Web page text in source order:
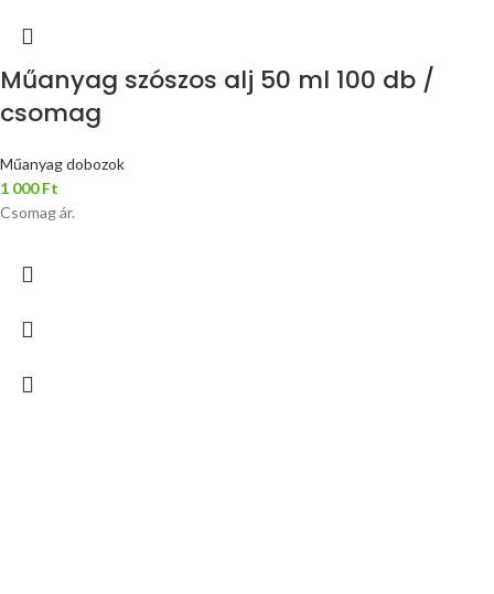
Műanyag szószos alj 50 ml 100 db /
csomag
Műanyag dobozok
1 000Ft
Csomag ár.